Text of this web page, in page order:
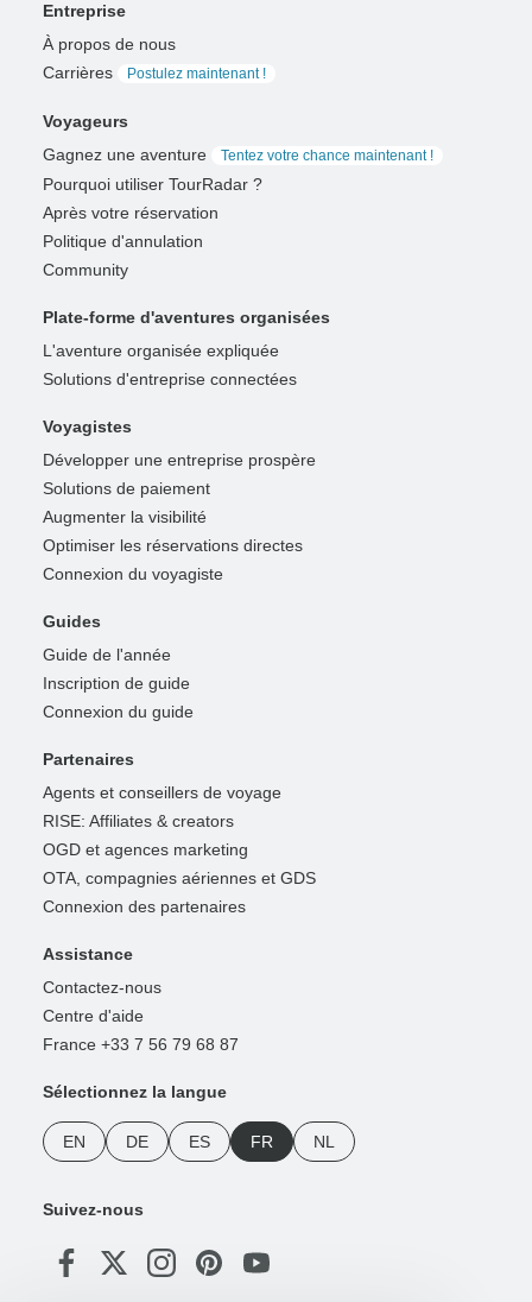
Entreprise
À propos de nous
Carrières
Postulez maintenant !
Voyageurs
Gagnez une aventure
Tentez votre chance maintenant !
Pourquoi utiliser TourRadar ?
Après votre réservation
Politique d'annulation
Community
Plate-forme d'aventures organisées
L'aventure organisée expliquée
Solutions d'entreprise connectées
Voyagistes
Développer une entreprise prospère
Solutions de paiement
Augmenter la visibilité
Optimiser les réservations directes
Connexion du voyagiste
Guides
Guide de l'année
Inscription de guide
Connexion du guide
Partenaires
Agents et conseillers de voyage
RISE: Affiliates & creators
OGD et agences marketing
OTA, compagnies aériennes et GDS
Connexion des partenaires
Assistance
Contactez-nous
Centre d'aide
France +33 7 56 79 68 87
Sélectionnez la langue
EN DE ES FR NL
Suivez-nous